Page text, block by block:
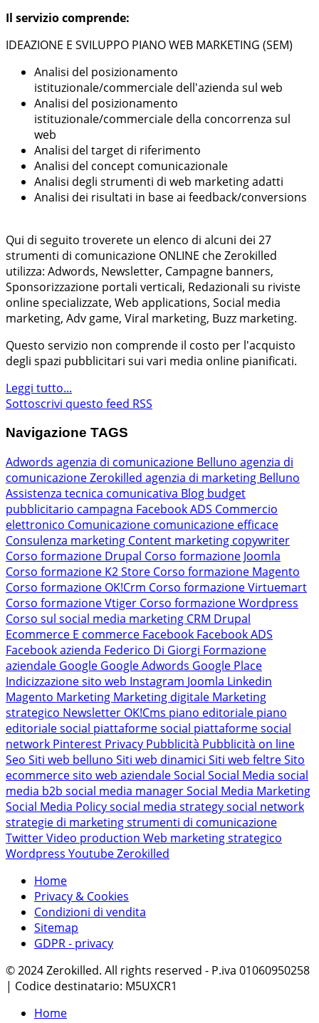
Il servizio comprende:
IDEAZIONE E SVILUPPO PIANO WEB MARKETING (SEM)
Analisi del posizionamento
istituzionale/commerciale dell'azienda sul web
Analisi del posizionamento
istituzionale/commerciale della concorrenza sul
web
Analisi del target di riferimento
Analisi del concept comunicazionale
Analisi degli strumenti di web marketing adatti
Analisi dei risultati in base ai feedback/conversions
Qui di seguito troverete un elenco di alcuni dei 27
strumenti di comunicazione ONLINE che Zerokilled
utilizza: Adwords, Newsletter, Campagne banners,
Sponsorizzazione portali verticali, Redazionali su riviste
online specializzate, Web applications, Social media
marketing, Adv game, Viral marketing, Buzz marketing.
Questo servizio non comprende il costo per l'acquisto
degli spazi pubblicitari sui vari media online pianificati.
Leggi tutto...
Sottoscrivi questo feed RSS
Navigazione TAGS
Adwords agenzia di comunicazione Belluno agenzia di
comunicazione Zerokilled agenzia di marketing Belluno
Assistenza tecnica comunicativa Blog budget
pubblicitario campagna Facebook ADS Commercio
elettronico Comunicazione comunicazione efficace
Consulenza marketing Content marketing copywriter
Corso formazione Drupal Corso formazione Joomla
Corso formazione K2 Store Corso formazione Magento
Corso formazione OK!Crm Corso formazione Virtuemart
Corso formazione Vtiger Corso formazione Wordpress
Corso sul social media marketing CRM Drupal
Ecommerce E commerce Facebook Facebook ADS
Facebook azienda Federico Di Giorgi Formazione
aziendale Google Google Adwords Google Place
Indicizzazione sito web Instagram Joomla Linkedin
Magento Marketing Marketing digitale Marketing
strategico Newsletter OK!Cms piano editoriale piano
editoriale social piattaforme social piattaforme social
network Pinterest Privacy Pubblicità Pubblicità on line
Seo Siti web belluno Siti web dinamici Siti web feltreSito
ecommercesito web aziendaleSocial Social Media social
media b2b social media managerSocial Media Marketing
Social Media Policysocial media strategysocial network
strategie di marketingstrumenti di comunicazione
TwitterVideo production Web marketing strategico
Wordpress YoutubeZerokilled
Home
Privacy & Cookies
Condizioni di vendita
Sitemap
GDPR - privacy
© 2024 Zerokilled. All rights reserved - P.iva 01060950258
| Codice destinatario: M5UXCR1
Home